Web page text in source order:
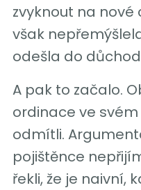
zvyknout na
však
odešla do
A pak to začalo.
ordinace ve
odmítli.
pojištěnce
řekli, že je naivní,